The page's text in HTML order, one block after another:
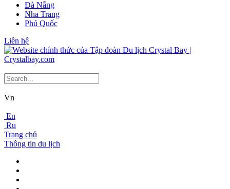
Đà Nẵng
Nha Trang
Phú Quốc
Liên hệ
Vn
En
Ru
Trang chủ
Thông tin du lịch